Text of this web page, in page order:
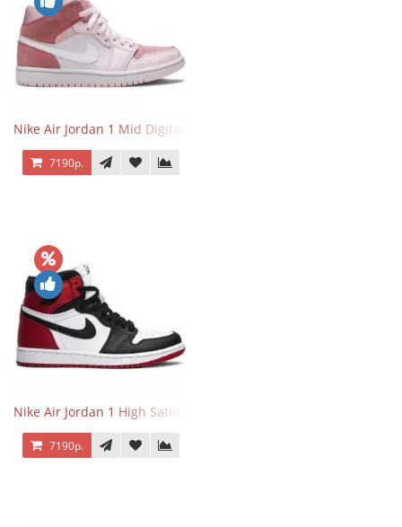
Nike Air Jordan 1 Mid Digital Pink
7190р.
Nike Air Jordan 1 High Satin Black Toe
7190р.